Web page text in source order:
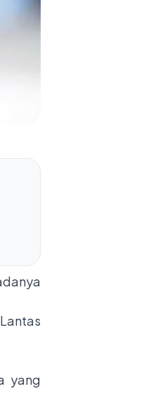
yang